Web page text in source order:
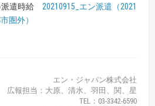
派遣時給 20210915_エン派遣（2021
圏外）
エン・ジャパン株式会社
広報担当：大原、清水、羽田、関、星
TEL：03-3342-6590